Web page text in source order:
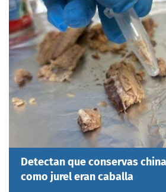
Detectan que conservas
como jurel eran caballa